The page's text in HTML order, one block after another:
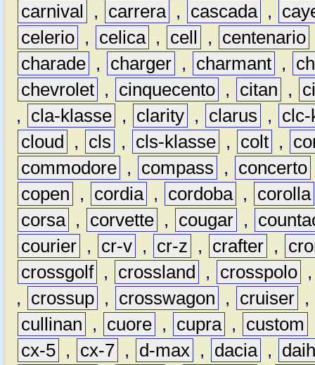
carnival
, carrera , cascada ,
celerio , celica , cell , centenario
charade , charger , charmant ,
chevrolet , cinquecento , citan ,
,
cla-klasse , clarity , clarus ,
clc-
cloud
, cls , cls-klasse , colt ,
commodore , compass , concerto
copen
, cordia , cordoba ,
corolla
corsa , corvette , cougar ,
courier , cr-v , cr-z , crafter ,
crossgolf , crossland , crosspolo
,
crossup , crosswagon , cruiser ,
cullinan
, cuore , cupra , custom
cx-5 , cx-7 , d-max , dacia ,